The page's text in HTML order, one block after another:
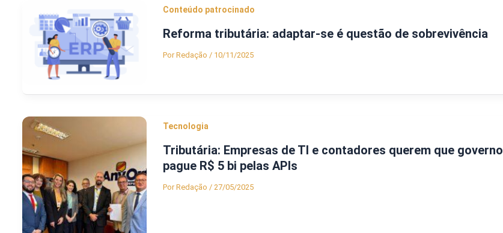
Conteúdo patrocinado
Reforma tributária: adaptar-se é questão de sobrevivência
PorRedação / 10/11/2025
Tecnologia
Tributária: Empresas de TI e contadores querem que governo
pague R$ 5 bi pelas APIs
PorRedação / 27/05/2025